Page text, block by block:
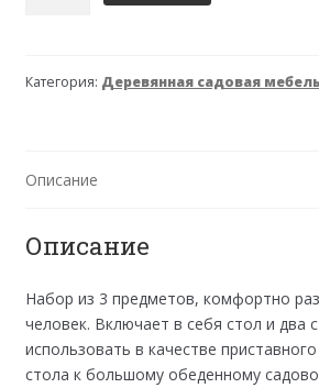
ОПУС
Категория: Деревянная садовая мебель
Описание
Описание
Набор из 3 предметов, комфортно
человек. Включает в себя стол и два
использовать в качестве
стола к большому обеденному